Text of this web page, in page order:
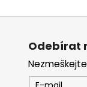
Odebírat